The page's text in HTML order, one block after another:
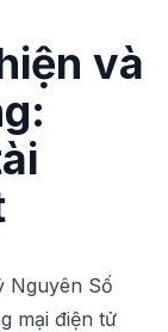
và
Nguyên Số
mại điện tử